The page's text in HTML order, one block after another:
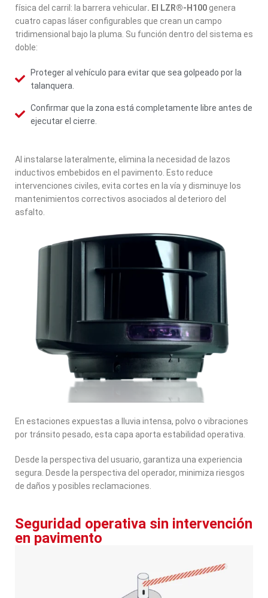
física del carril: la barrera vehicular. El LZR®-H100 genera
cuatro capas láser configurables que crean un campo
tridimensional bajo la pluma. Su función dentro del sistema es
doble:
Proteger al vehículo para evitar que sea golpeado por la
talanquera.
Confirmar que la zona está completamente libre antes de
ejecutar el cierre.
Al instalarse lateralmente, elimina la necesidad de lazos
inductivos embebidos en el pavimento. Esto reduce
intervenciones civiles, evita cortes en la vía y disminuye los
mantenimientos correctivos asociados al deterioro del
asfalto.
En estaciones expuestas a lluvia intensa, polvo o vibraciones
por tránsito pesado, esta capa aporta estabilidad operativa.
Desde la perspectiva del usuario, garantiza una experiencia
segura. Desde la perspectiva del operador, minimiza riesgos
de daños y posibles reclamaciones.
Seguridad operativa sin intervención
en pavimento